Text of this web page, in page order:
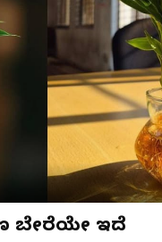
ಬೇರೆಯೇ ಇದೆ